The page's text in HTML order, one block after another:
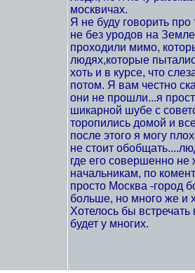
москвичах.
Я не буду говорить
не без уродов на
проходили мимо,
людях,которые
хоть и в курсе, что
потом. Я вам честно
они не прошли...я
шикарной шубе с
торопились домой и
после этого я могу
не стоит
где его совершенно
начальникам, по
просто Москва -город
больше, но много же и
Хотелось бы
будет у многих.